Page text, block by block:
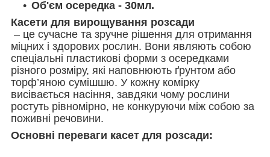
Об'єм осередка - 30мл.
Касети для вирощування розсади
– це сучасне та зручне рішення для отримання
міцних і здорових рослин. Вони являють собою
спеціальні пластикові форми з осередками
різного розміру, які наповнюють ґрунтом або
торф’яною сумішшю. У кожну комірку
висівається насіння, завдяки чому рослини
ростуть рівномірно, не конкуруючи між собою за
поживні речовини.
Основні переваги касет для розсади: